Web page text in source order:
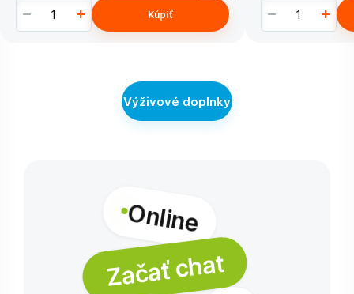
Kúpiť
Výživové doplnky
Online
Začať chat